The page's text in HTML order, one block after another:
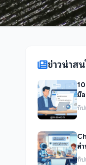
ข่าวน่าสน
มื
ทิป
ส
ทิป